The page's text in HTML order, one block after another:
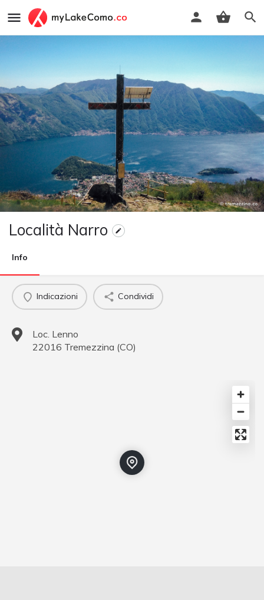
Località Narro
Info
Indicazioni Condividi
Loc. Lenno
22016 Tremezzina (CO)